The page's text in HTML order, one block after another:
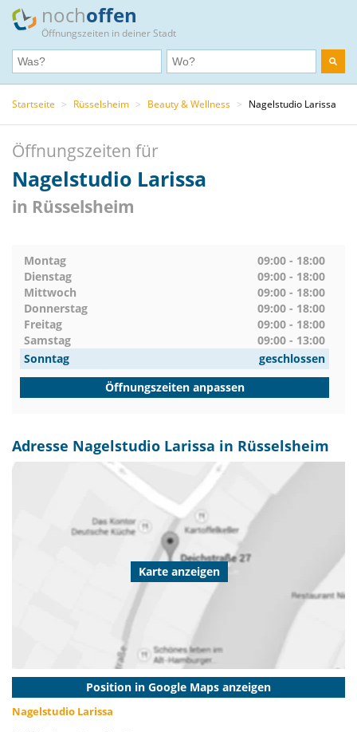
nochoffen
Öffnungszeiten in deiner Stadt
Startseite > Rüsselsheim > Beauty & Wellness > Nagelstudio Larissa
Öffnungszeiten für
Nagelstudio Larissa
in Rüsselsheim
Montag
09:00 - 18:00
Dienstag
09:00 - 18:00
Mittwoch
09:00 - 18:00
Donnerstag
09:00 - 18:00
Freitag
09:00 - 18:00
Samstag
09:00 - 13:00
Sonntag
geschlossen
Öffnungszeiten anpassen
Adresse Nagelstudio Larissa in Rüsselsheim
Karte anzeigen
Position in Google Maps anzeigen
Nagelstudio Larissa